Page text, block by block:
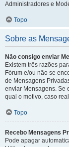
Administradores e
Topo
Sobre as
Não consigo enviar
Existem três razões
Fórum e/ou não se
de Mensagens
enviar Mensagens. Se
qual o motivo, caso
Topo
Recebo Mensagens
Pode apagar